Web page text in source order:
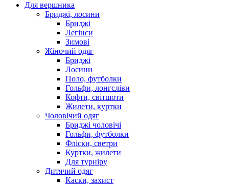
Для вершника
Бриджі, лосини
Бриджі
Легінси
Зимові
Жіночий одяг
Бриджі
Лосини
Поло, футболки
Гольфи, лонгсліви
Кофти, світшоти
Жилети, куртки
Чоловічий одяг
Бриджі чоловічі
Гольфи, футболки
Фліски, светри
Куртки, жилети
Для турніру
Дитячий одяг
Каски, захист